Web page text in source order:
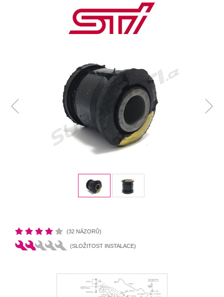
(32 NÁZORŮ)
(SLOŽITOST INSTALACE)